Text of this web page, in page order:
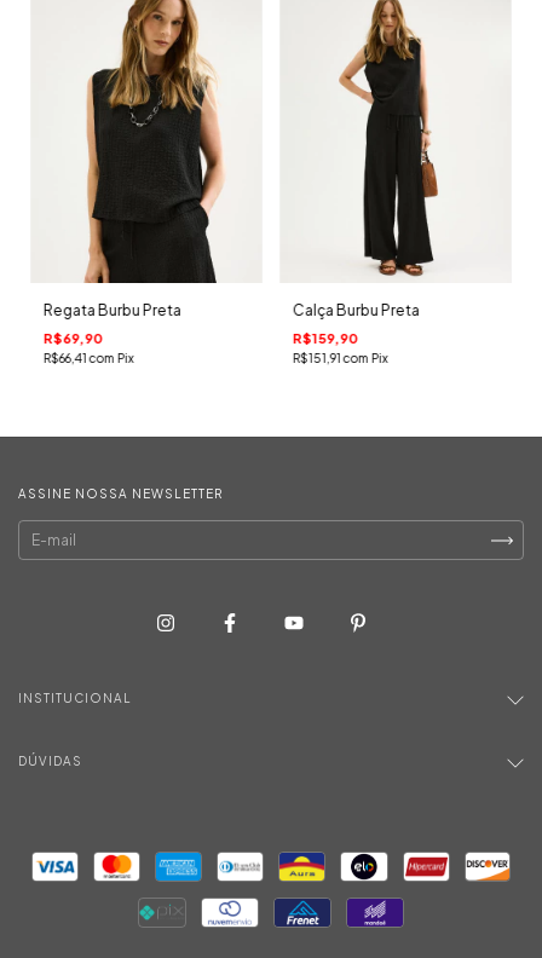
Regata Burbu Preta
R$69,90
R$66,41com Pix
Calça Burbu Preta
R$159,90
R$151,91com Pix
ASSINE NOSSA NEWSLETTER
INSTITUCIONAL
DÚVIDAS